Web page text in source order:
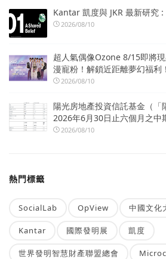
Kantar 凱度與 JKR 最新研究
2026/08/10
超人氣偶像Ozone 8/15即將
漫寵粉！解鎖近距離夢幻福利！
2026/08/10
陽光房地產投資信託基金（「
2026年6月30日止六個月之中
2026/08/10
熱門標籤
SocialLab OpView 中國文化
Kantar 國際發明展 凱度
世界發明智慧財產聯盟總會